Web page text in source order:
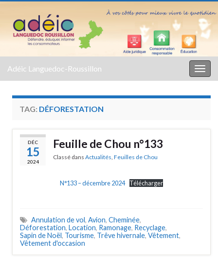
Adéic Languedoc-Roussillon
TAG: DÉFORESTATION
DÉC
15
2024
Feuille de Chou n°133
Classé dans Actualités, Feuilles de Chou
N°133 – décembre 2024 Télécharger
Annulation de vol, Avion, Cheminée,
Déforestation, Location, Ramonage, Recyclage,
Sapin de Noël, Tourisme, Trêve hivernale, Vêtement,
Vêtement d'occasion